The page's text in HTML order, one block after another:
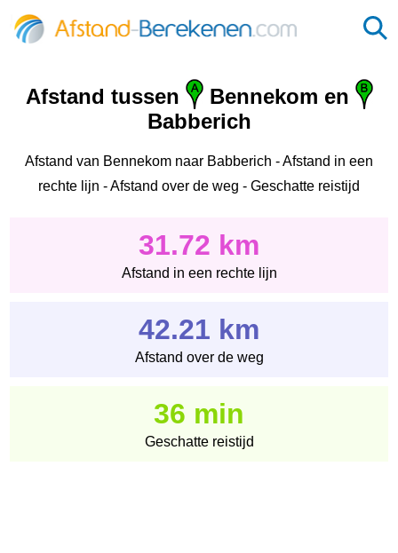
Afstand tussen
Bennekom en
Babberich
Afstand van Bennekom naar Babberich - Afstand in een
rechte lijn - Afstand over de weg - Geschatte reistijd
31.72 km
Afstand in een rechte lijn
42.21 km
Afstand over de weg
36 min
Geschatte reistijd